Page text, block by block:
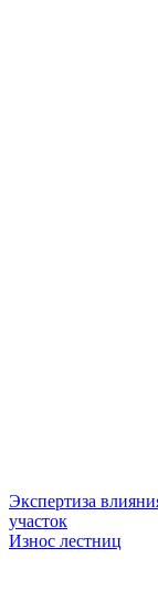
Экспертиза
участок
Износ лестниц